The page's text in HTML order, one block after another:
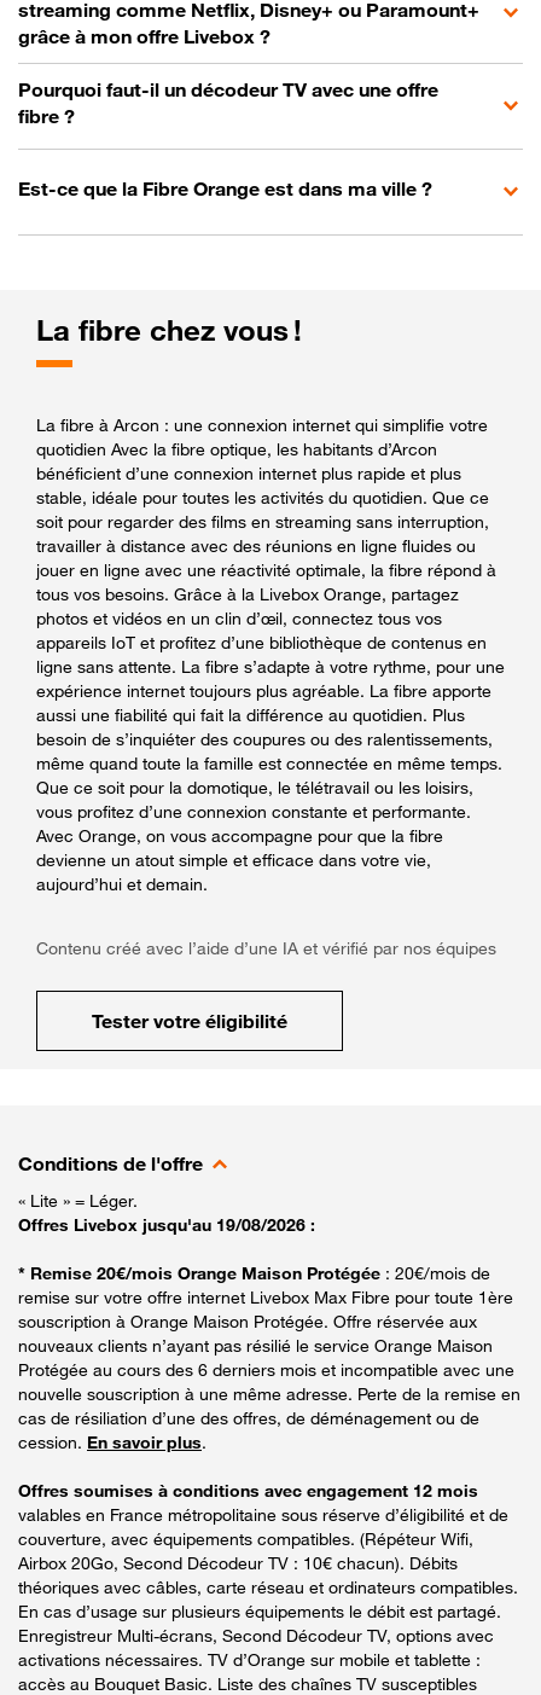
streaming comme Netflix, Disney+ ou Paramount+
grâce à mon offre Livebox ?
Pourquoi faut-il un décodeur TV avec une offre
fibre ?
Est-ce que la Fibre Orange est dans ma ville ?
La fibre chez vous !
La fibre à Arcon : une connexion internet qui simplifie votre
quotidien Avec la fibre optique, les habitants d’Arcon
bénéficient d’une connexion internet plus rapide et plus
stable, idéale pour toutes les activités du quotidien. Que ce
soit pour regarder des films en streaming sans interruption,
travailler à distance avec des réunions en ligne fluides ou
jouer en ligne avec une réactivité optimale, la fibre répond à
tous vos besoins. Grâce à la Livebox Orange, partagez
photos et vidéos en un clin d’œil, connectez tous vos
appareils IoT et profitez d’une bibliothèque de contenus en
ligne sans attente. La fibre s’adapte à votre rythme, pour une
expérience internet toujours plus agréable. La fibre apporte
aussi une fiabilité qui fait la différence au quotidien. Plus
besoin de s’inquiéter des coupures ou des ralentissements,
même quand toute la famille est connectée en même temps.
Que ce soit pour la domotique, le télétravail ou les loisirs,
vous profitez d’une connexion constante et performante.
Avec Orange, on vous accompagne pour que la fibre
devienne un atout simple et efficace dans votre vie,
aujourd’hui et demain.
Contenu créé avec l’aide d’une IA et vérifié par nos équipes
Tester votre éligibilité
Conditions de l'offre
« Lite » = Léger.
Offres Livebox jusqu'au 19/08/2026 :
* Remise 20€/mois Orange Maison Protégée : 20€/mois de
remise sur votre offre internet Livebox Max Fibre pour toute 1ère
souscription à Orange Maison Protégée. Offre réservée aux
nouveaux clients n’ayant pas résilié le service Orange Maison
Protégée au cours des 6 derniers mois et incompatible avec une
nouvelle souscription à une même adresse. Perte de la remise en
cas de résiliation d’une des offres, de déménagement ou de
cession. En savoir plus.
Offres soumises à conditions avec engagement 12 mois
valables en France métropolitaine sous réserve d’éligibilité et de
couverture, avec équipements compatibles. (Répéteur Wifi,
Airbox 20Go, Second Décodeur TV : 10€ chacun). Débits
théoriques avec câbles, carte réseau et ordinateurs compatibles.
En cas d’usage sur plusieurs équipements le débit est partagé.
Enregistreur Multi-écrans, Second Décodeur TV, options avec
activations nécessaires. TV d’Orange sur mobile et tablette :
accès au Bouquet Basic. Liste des chaînes TV susceptibles